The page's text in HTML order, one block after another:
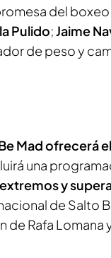
del boxeo
Pulido;Jaime
de peso y
Mad ofrecerá
una
y
de Salto
de Rafa Lomana